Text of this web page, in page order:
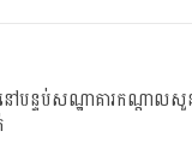
បន្ទប់សណ្ឋាគារកណ្ដាលសួ